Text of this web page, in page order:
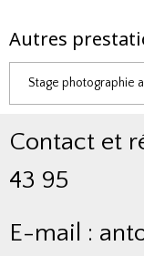
Autres
Stage photographie
Contact et
43 95
E-mail :